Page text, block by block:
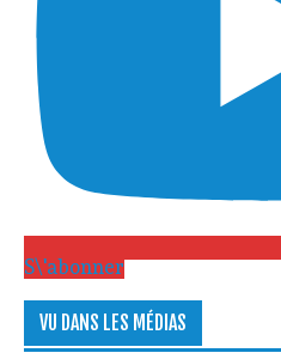
S\'abonner
VU DANS LES MÉDIAS